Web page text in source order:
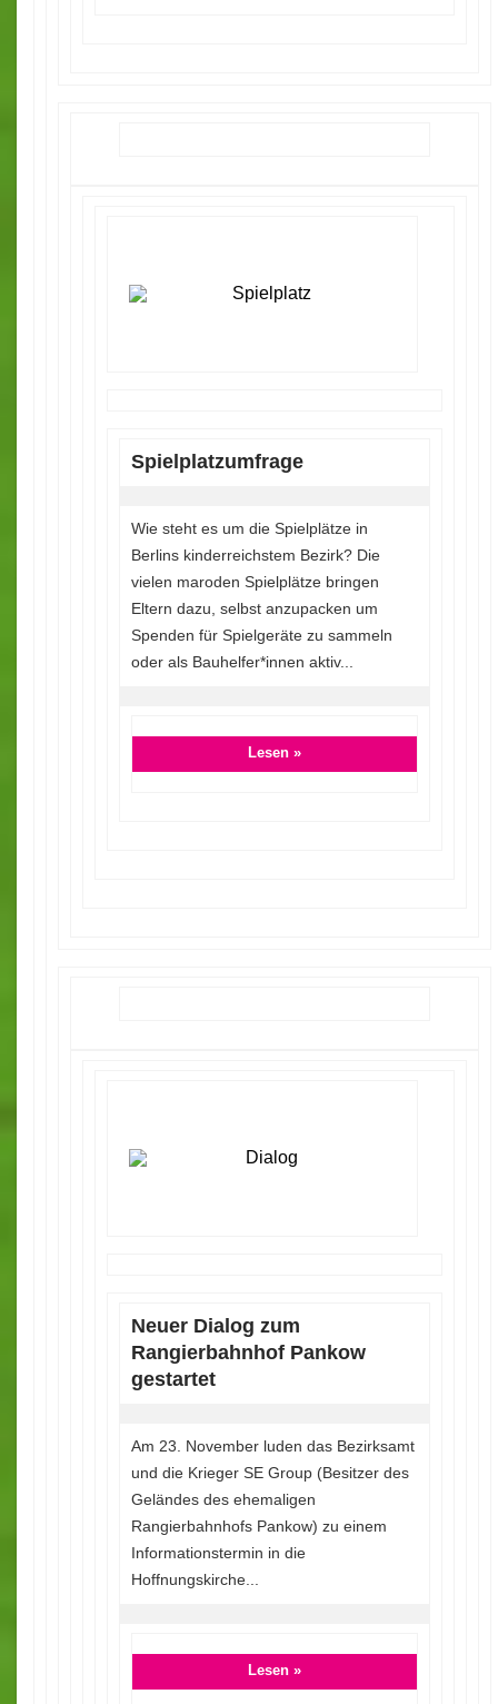
Spielplatzumfrage
Wie steht es um die Spielplätze in
Berlins kinderreichstem Bezirk? Die
vielen maroden Spielplätze bringen
Eltern dazu, selbst anzupacken um
Spenden für Spielgeräte zu sammeln
oder als Bauhelfer*innen aktiv...
Lesen »
Neuer Dialog zum
Rangierbahnhof Pankow
gestartet
Am 23. November luden das Bezirksamt
und die Krieger SE Group (Besitzer des
Geländes des ehemaligen
Rangierbahnhofs Pankow) zu einem
Informationstermin in die
Hoffnungskirche...
Lesen »